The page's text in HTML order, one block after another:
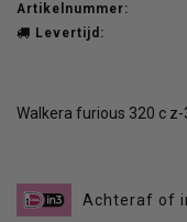
Artikelnummer:
Levertijd:
Walkera furious 320 c z-
Achteraf of